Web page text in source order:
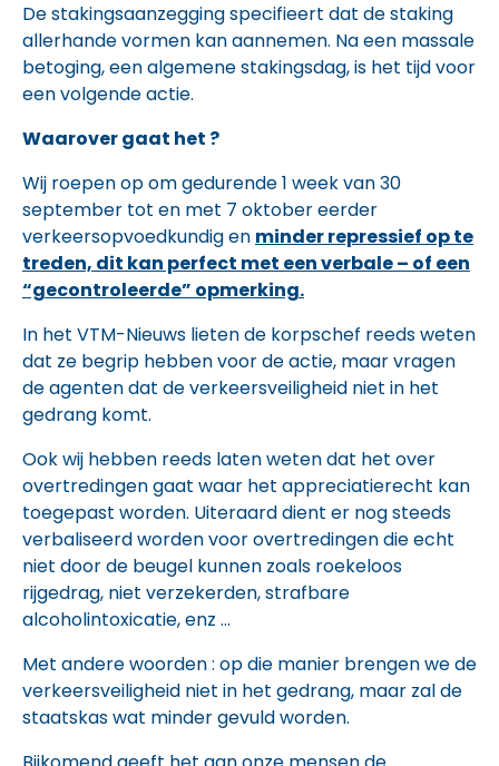
De stakingsaanzegging specifieert dat de staking
allerhande vormen kan aannemen. Na een massale
betoging, een algemene stakingsdag, is het tijd voor
een volgende actie.
Waarover gaat het ?
Wij roepen op om gedurende 1 week van 30
september tot en met 7 oktober eerder
verkeersopvoedkundig en minder repressief op te
treden, dit kan perfect met een verbale – of een
“gecontroleerde” opmerking.
In het VTM-Nieuws lieten de korpschef reeds weten
dat ze begrip hebben voor de actie, maar vragen
de agenten dat de verkeersveiligheid niet in het
gedrang komt.
Ook wij hebben reeds laten weten dat het over
overtredingen gaat waar het appreciatierecht kan
toegepast worden. Uiteraard dient er nog steeds
verbaliseerd worden voor overtredingen die echt
niet door de beugel kunnen zoals roekeloos
rijgedrag, niet verzekerden, strafbare
alcoholintoxicatie, enz …
Met andere woorden : op die manier brengen we de
verkeersveiligheid niet in het gedrang, maar zal de
staatskas wat minder gevuld worden.